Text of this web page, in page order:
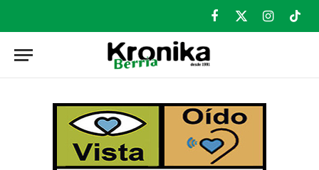
Facebook
X
Instagram